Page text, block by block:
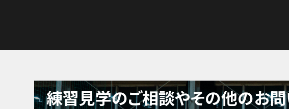
練習見学のご相談やその他のお問